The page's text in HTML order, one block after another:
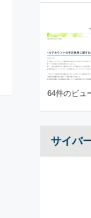
64件のビュ
サイバ